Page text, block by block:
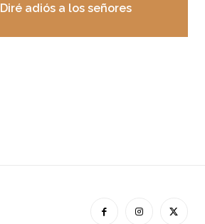
Diré adiós a los señores